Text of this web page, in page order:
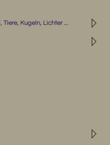
◹
Kugeln, Lichter ...
◹
◹